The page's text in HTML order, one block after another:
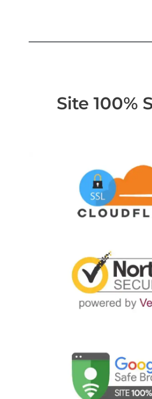
Site 100%